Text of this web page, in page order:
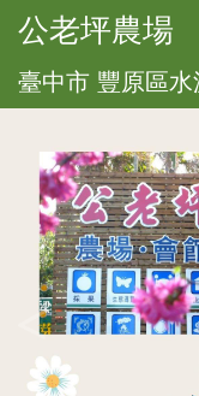
公老坪農場
臺中市 豐原區